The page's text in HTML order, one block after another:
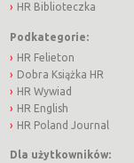
HR Biblioteczka
Podkategorie:
HR Felieton
Dobra Książka HR
HR Wywiad
HR English
HR Poland Journal
Dla użytkowników: